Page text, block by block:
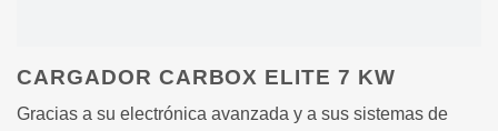
CARGADOR CARBOX ELITE 7 KW
Gracias a su electrónica avanzada y a sus sistemas de